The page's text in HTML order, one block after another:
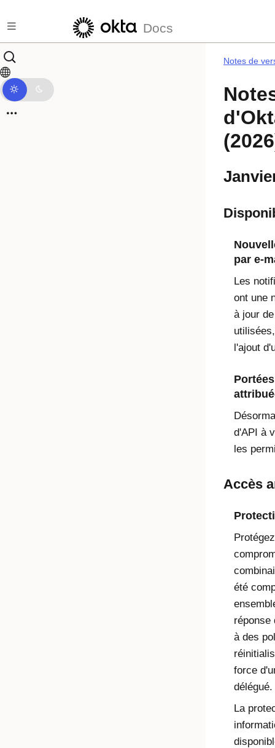
Docs
Notes de
par e-
Les
ont une
à jour
l'ajout
d'API à
les
Accès
été
réponse
à des
force
La